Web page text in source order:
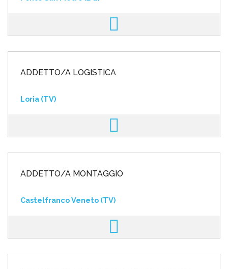
ADDETTO/A LOGISTICA
Loria (TV)
ADDETTO/A MONTAGGIO
Castelfranco Veneto (TV)